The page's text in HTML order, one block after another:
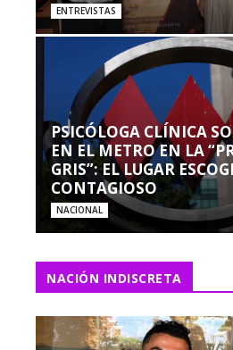
ENTREVISTAS
PSICÓLOGA CLÍNICA
EN EL METRO EN LA
GRIS”: EL LUGAR
CONTAGIOSO
NACIONAL
NACIÓN INDISCRETA